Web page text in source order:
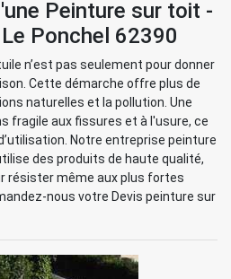
Peinture sur toit -
Ponchel 62390
n’est pas seulement pour donner
Cette démarche offre plus de
naturelles et la pollution. Une
fragile aux fissures et à l'usure, ce
Notre entreprise peinture
des produits de haute qualité,
résister même aux plus fortes
nous votre Devis peinture sur